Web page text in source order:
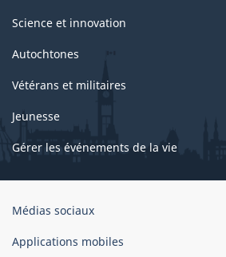
Science et innovation
Autochtones
Vétérans et militaires
Jeunesse
Gérer les événements de la vie
Organisation
gouvernement
Médias sociaux
Applications mobiles